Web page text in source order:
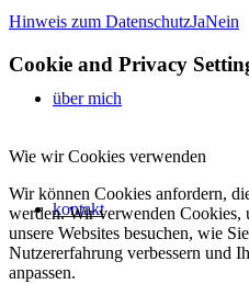
über mich
kontakt
Hinweis zum DatenschutzJaNein
Cookie and Privacy
Wie wir Cookies verwenden
Wir können Cookies anfordern,
werden. Wir verwenden Cookies,
unsere Websites besuchen, wie
Nutzererfahrung verbessern und
anpassen.